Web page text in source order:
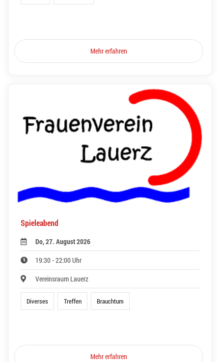
Mehr erfahren
Spieleabend
Do, 27. August 2026
19:30 - 22:00 Uhr
Vereinsraum Lauerz
Diverses Treffen Brauchtum
Mehr erfahren